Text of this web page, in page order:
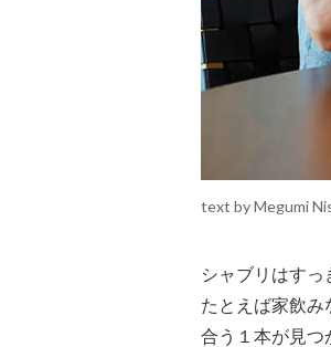
text by Megumi
シャブリはす
たとえば家飲
合う１本が見つ